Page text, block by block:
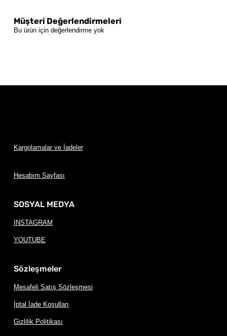
Müşteri Değerlendirmeleri
Bu ürün için değerlendirme yok
Kargolamalar ve İadeler
Hesabım Sayfası
SOSYAL MEDYA
INSTAGRAM
YOUTUBE
Sözleşmeler
Mesafeli Satış Sözleşmesi
İptal İade Koşulları
Gizlilik Politikası